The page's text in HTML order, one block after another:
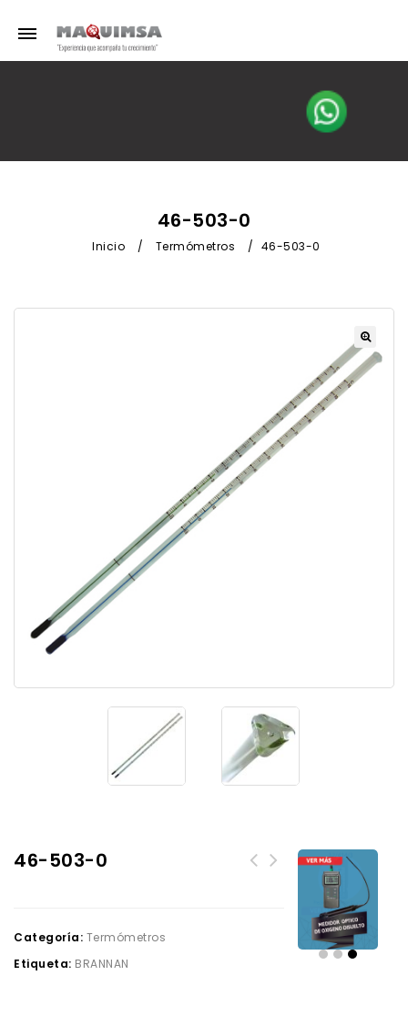
46-503-0
Inicio / Termómetros / 46-503-0
46-503-0
Categoría: Termómetros
Etiqueta: BRANNAN